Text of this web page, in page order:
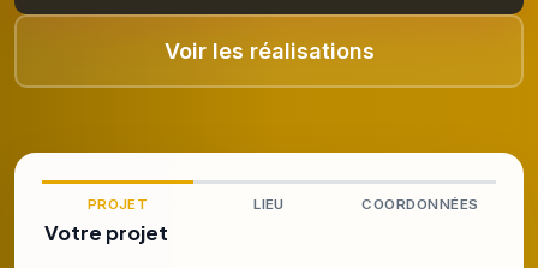
Voir les réalisations
PROJET LIEU COORDONNÉES
Votre projet